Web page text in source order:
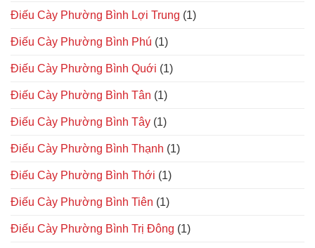
Điếu Cày Phường Bình Lợi Trung (1)
Điếu Cày Phường Bình Phú (1)
Điếu Cày Phường Bình Quới (1)
Điếu Cày Phường Bình Tân (1)
Điếu Cày Phường Bình Tây (1)
Điếu Cày Phường Bình Thạnh (1)
Điếu Cày Phường Bình Thới (1)
Điếu Cày Phường Bình Tiên (1)
Điếu Cày Phường Bình Trị Đông (1)